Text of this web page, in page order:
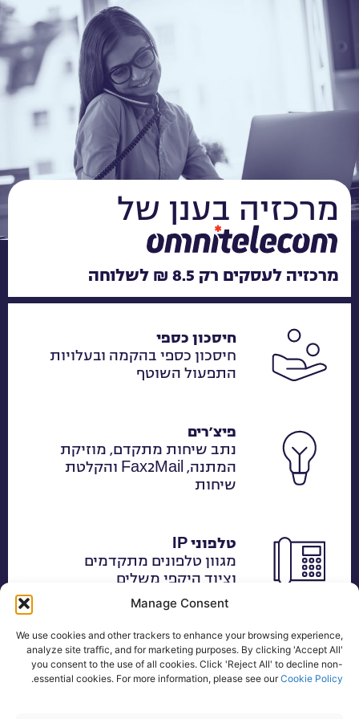
Manage Consent
We use cookies and other trackers to enhance your browsing experience,
analyze site traffic, and for marketing purposes. By clicking 'Accept All'
you consent to the use of all cookies. Click 'Reject All' to decline non-
essential cookies. For more information, please see ourCookie Policy
.
מרכזיה בענן של
מרכזיה לעסקים רק 8.5 ₪ לשלוחה
חיסכון כספי
חיסכון כספי בהקמה ובעלויות
התפעול השוטף
פיצ׳רים
נתב שיחות מתקדם, מוזיקת
המתנה, Fax2Mail והקלטת
שיחות
טלפוני IP
מגוון טלפונים מתקדמים
וציוד היקפי משלים
ניידות וגמישות
אפשרות לעבוד באופן היברידי
מהמשרד ומחוצה לו